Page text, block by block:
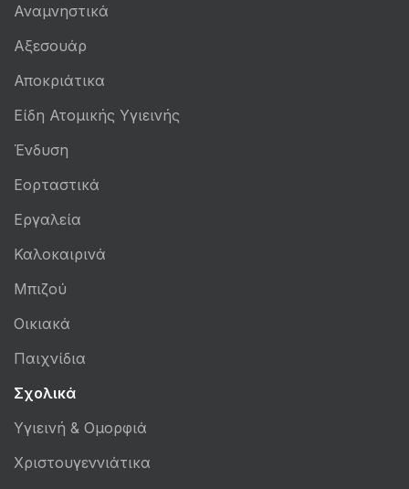
Αναμνηστικά
Αξεσουάρ
Αποκριάτικα
Είδη Ατομικής Υγιεινής
Ένδυση
Εορταστικά
Εργαλεία
Καλοκαιρινά
Μπιζού
Οικιακά
Παιχνίδια
Σχολικά
Υγιεινή & Ομορφιά
Χριστουγεννιάτικα